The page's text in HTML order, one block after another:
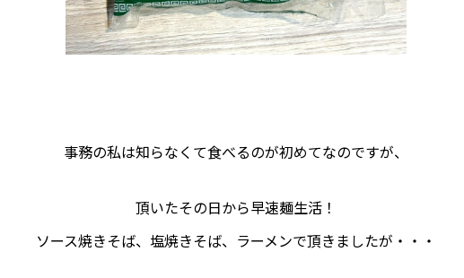
事務の私は知らなくて食べるのが初めてなのですが、
頂いたその日から早速麺生活！
ソース焼きそば、塩焼きそば、ラーメンで頂きましたが・・・